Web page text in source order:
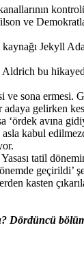
ve
Jekyll
bu
sona ermesi.
gelirken
‘ördek avına
kabul
tatil
geçirildi’
kasten
Dördüncü